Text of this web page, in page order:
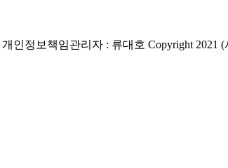
개인정보책임관리자 : 류대호 Copyright 2021